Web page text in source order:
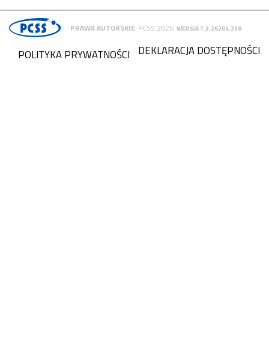
PRAWA AUTORSKIE PCSS 2026 WERSJA 7.3.26204.258
DEKLARACJA DOSTĘPNOŚCI
POLITYKA PRYWATNOŚCI